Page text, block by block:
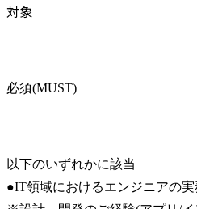
対象
必須(MUST)
以下のいずれかに該当
●IT領域におけるエンジニアの実